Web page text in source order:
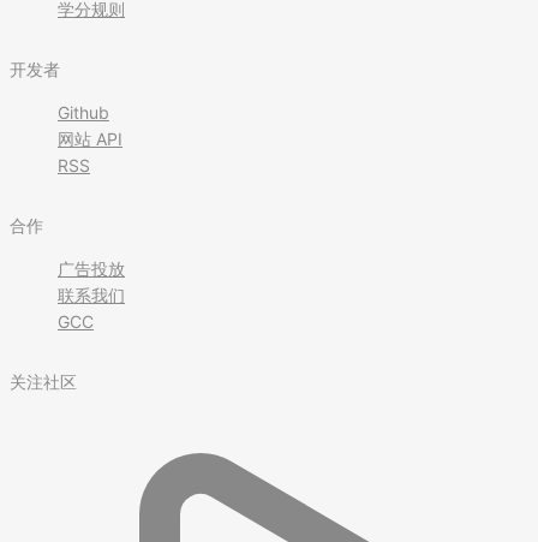
学分规则
开发者
Github
网站 API
RSS
合作
广告投放
联系我们
GCC
关注社区